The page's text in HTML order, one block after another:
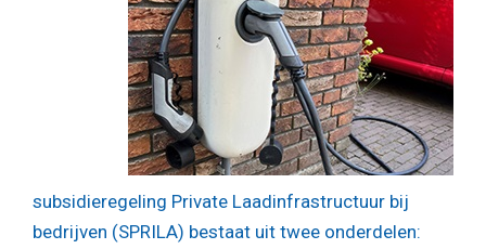
subsidieregeling Private Laadinfrastructuur bij
bedrijven (SPRILA) bestaat uit twee onderdelen: